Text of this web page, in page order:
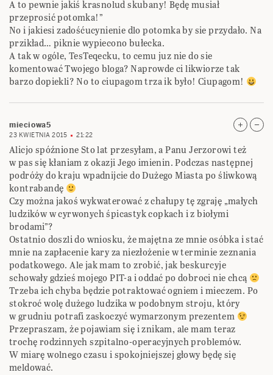
A to pewnie jakiś krasnolud skubany! Będę musiał
przeprosić potomka!”
No i jakiesi zadośćucynienie dlo potomka by sie przydało. Na
przikład… piknie wypiecono bułecka.
A tak w ogóle, TesTeqecku, to cemu juz nie do sie
komentować Twojego bloga? Naprowde ci likwiorze tak
barzo dopiekli? No to ciupagom trza ik było! Ciupagom!
mieciowa5
23 KWIETNIA 2015 21:22
Alicjo spóźnione Sto lat przesyłam, a Panu Jerzorowi też
w pas się kłaniam z okazji Jego imienin. Podczas następnej
podróży do kraju wpadnijcie do Dużego Miasta po śliwkową
kontrabandę
Czy można jakoś wykwaterować z chałupy tę zgraję „małych
ludzików w cyrwonych śpicastyk copkach i z biołymi
brodami”?
Ostatnio doszli do wniosku, że majętna ze mnie osóbka i stać
mnie na zapłacenie kary za niezłożenie w terminie zeznania
podatkowego. Ale jak mam to zrobić, jak beskurcyje
schowały gdzieś mojego PIT-a i oddać po dobroci nie chcą
Trzeba ich chyba będzie potraktować ogniem i mieczem. Po
stokroć wolę dużego ludzika w podobnym stroju, który
w grudniu potrafi zaskoczyć wymarzonym prezentem
Przepraszam, że pojawiam się i znikam, ale mam teraz
trochę rodzinnych szpitalno-operacyjnych problemów.
W miarę wolnego czasu i spokojniejszej głowy będę się
meldować.